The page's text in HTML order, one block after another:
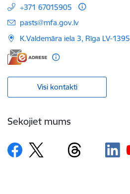
+371 67015905
E-pasts:
pasts@mfa.gov.lv
K.Valdemāra iela 3, Rīga LV-1395
Visi kontakti
Sekojiet mums